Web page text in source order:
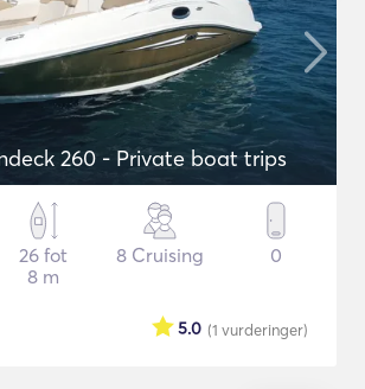
260 - Private boat trips
26 fot
8 m
8 Cruising 0
(1 vurderinger)
5.0